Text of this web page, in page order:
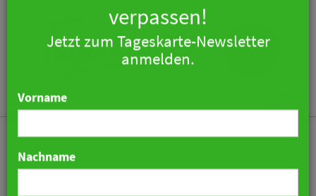
Keine Nachricht mehr
verpassen!
anmelden.